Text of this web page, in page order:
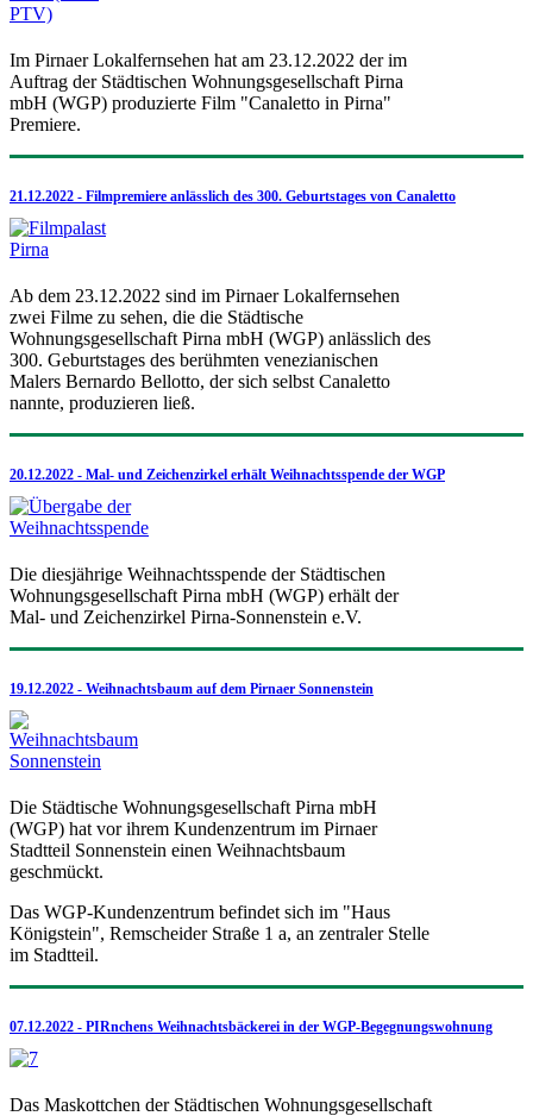
Im Pirnaer Lokalfernsehen hat am 23.12.2022 der im
Auftrag der Städtischen Wohnungsgesellschaft Pirna
mbH (WGP) produzierte Film "Canaletto in Pirna"
Premiere.
21.12.2022 - Filmpremiere anlässlich des 300. Geburtstages von Canaletto
Ab dem 23.12.2022 sind im Pirnaer Lokalfernsehen
zwei Filme zu sehen, die die Städtische
Wohnungsgesellschaft Pirna mbH (WGP) anlässlich des
300. Geburtstages des berühmten venezianischen
Malers Bernardo Bellotto, der sich selbst Canaletto
nannte, produzieren ließ.
20.12.2022 - Mal- und Zeichenzirkel erhält Weihnachtsspende der WGP
Die diesjährige Weihnachtsspende der Städtischen
Wohnungsgesellschaft Pirna mbH (WGP) erhält der
Mal- und Zeichenzirkel Pirna-Sonnenstein e.V.
19.12.2022 - Weihnachtsbaum auf dem Pirnaer Sonnenstein
Die Städtische Wohnungsgesellschaft Pirna mbH
(WGP) hat vor ihrem Kundenzentrum im Pirnaer
Stadtteil Sonnenstein einen Weihnachtsbaum
geschmückt.
Das WGP-Kundenzentrum befindet sich im "Haus
Königstein", Remscheider Straße 1 a, an zentraler Stelle
im Stadtteil.
07.12.2022 - PIRnchens Weihnachtsbäckerei in der WGP-Begegnungswohnung
Das Maskottchen der Städtischen Wohnungsgesellschaft